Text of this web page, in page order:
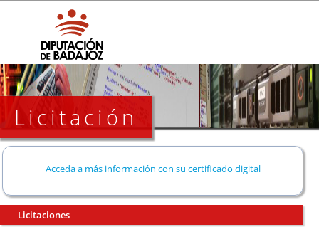
Licitación
Acceda a más información con su certificado digital
Licitaciones